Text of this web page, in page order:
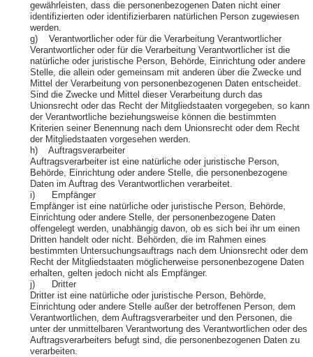
gewährleisten, dass die personenbezogenen Daten nicht einer
identifizierten oder identifizierbaren natürlichen Person zugewiesen
werden.
g) Verantwortlicher oder für die Verarbeitung Verantwortlicher
Verantwortlicher oder für die Verarbeitung Verantwortlicher ist die
natürliche oder juristische Person, Behörde, Einrichtung oder andere
Stelle, die allein oder gemeinsam mit anderen über die Zwecke und
Mittel der Verarbeitung von personenbezogenen Daten entscheidet.
Sind die Zwecke und Mittel dieser Verarbeitung durch das
Unionsrecht oder das Recht der Mitgliedstaaten vorgegeben, so kann
der Verantwortliche beziehungsweise können die bestimmten
Kriterien seiner Benennung nach dem Unionsrecht oder dem Recht
der Mitgliedstaaten vorgesehen werden.
h) Auftragsverarbeiter
Auftragsverarbeiter ist eine natürliche oder juristische Person,
Behörde, Einrichtung oder andere Stelle, die personenbezogene
Daten im Auftrag des Verantwortlichen verarbeitet.
i) Empfänger
Empfänger ist eine natürliche oder juristische Person, Behörde,
Einrichtung oder andere Stelle, der personenbezogene Daten
offengelegt werden, unabhängig davon, ob es sich bei ihr um einen
Dritten handelt oder nicht. Behörden, die im Rahmen eines
bestimmten Untersuchungsauftrags nach dem Unionsrecht oder dem
Recht der Mitgliedstaaten möglicherweise personenbezogene Daten
erhalten, gelten jedoch nicht als Empfänger.
j) Dritter
Dritter ist eine natürliche oder juristische Person, Behörde,
Einrichtung oder andere Stelle außer der betroffenen Person, dem
Verantwortlichen, dem Auftragsverarbeiter und den Personen, die
unter der unmittelbaren Verantwortung des Verantwortlichen oder des
Auftragsverarbeiters befugt sind, die personenbezogenen Daten zu
verarbeiten.